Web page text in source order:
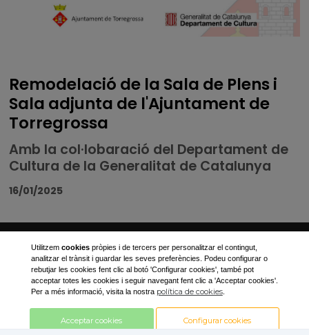
Remodelació de la Sala de Plens i
Sala adjunta de l'Ajuntament de
Torregrossa
Amb la col·lobaració del Departament de
Cultura de la Generalitat de Catalunya
16/01/2025
Ajuntament de Torregrossa
Plaça Canalejas, 1
973 170 001
Utilitzem cookiespròpies i de tercers per personalitzar el contingut,
analitzar el trànsit i guardar les seves preferències. Podeu configurar o
rebutjar les cookies fent clic al botó 'Configurar cookies', també pot
acceptar totes les cookies i seguir navegant fent clic a 'Acceptar cookies'.
Per a més informació, visita la nostra política de cookies.
Acceptar cookies Configurar cookies